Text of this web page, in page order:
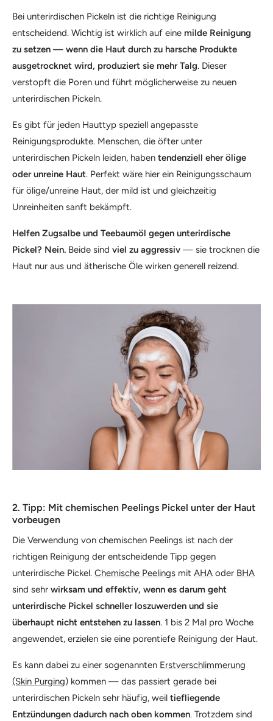
Bei unterirdischen Pickeln ist die richtige Reinigung
entscheidend. Wichtig ist wirklich auf eine milde Reinigung
zu setzen — wenn die Haut durch zu harsche Produkte
ausgetrocknet wird, produziert sie mehr Talg. Dieser
verstopft die Poren und führt möglicherweise zu neuen
unterirdischen Pickeln.
Es gibt für jeden Hauttyp speziell angepasste
Reinigungsprodukte. Menschen, die öfter unter
unterirdischen Pickeln leiden, haben tendenziell eher ölige
oder unreine Haut. Perfekt wäre hier ein Reinigungsschaum
für ölige/unreine Haut, der mild ist und gleichzeitig
Unreinheiten sanft bekämpft.
Helfen Zugsalbe und Teebaumöl gegen unterirdische
Pickel? Nein. Beide sind viel zu aggressiv — sie trocknen die
Haut nur aus und ätherische Öle wirken generell reizend.
2. Tipp: Mit chemischen Peelings Pickel unter der Haut
vorbeugen
Die Verwendung von chemischen Peelings ist nach der
richtigen Reinigung der entscheidende Tipp gegen
unterirdische Pickel. Chemische Peelings mit AHA oder BHA
sind sehr wirksam und effektiv, wenn es darum geht
unterirdische Pickel schneller loszuwerden und sie
überhaupt nicht entstehen zu lassen. 1 bis 2 Mal pro Woche
angewendet, erzielen sie eine porentiefe Reinigung der Haut.
Es kann dabei zu einer sogenannten Erstverschlimmerung
(Skin Purging) kommen — das passiert gerade bei
unterirdischen Pickeln sehr häufig, weil tiefliegende
Entzündungen dadurch nach oben kommen. Trotzdem sind